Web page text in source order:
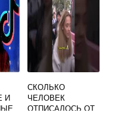
И
СКОЛЬКО
ЧЕЛОВЕК
ОТПИСАЛОСЬ ОТ